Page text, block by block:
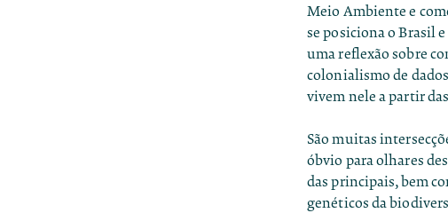
Meio Ambiente e
se posiciona o Brasil
uma reflexão sobre
colonialismo de
vivem nele a partir
São muitas
óbvio para olhares
das principais, bem
genéticos da